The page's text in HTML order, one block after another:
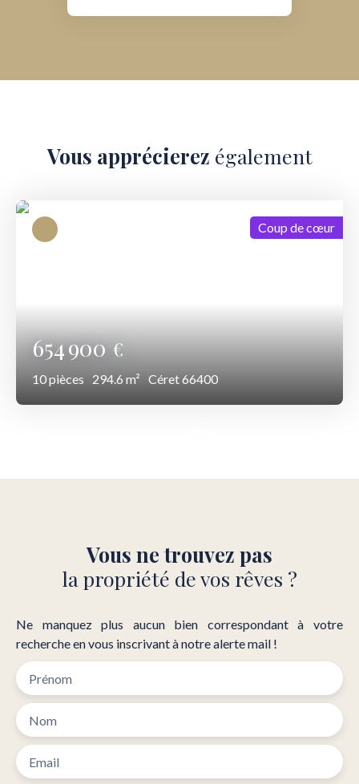
Vous apprécierez également
654 900€
10pièces 294.6 m² Céret 66400
Coup de cœur
Vous ne trouvez pas
la propriété de vos rêves ?
Ne manquez plus aucun bien correspondant à votre
recherche en vous inscrivant à notre alerte mail !
Prénom
Nom
Email